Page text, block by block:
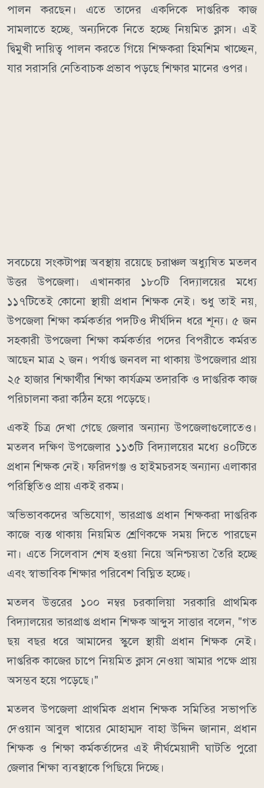
পালন করছেন। এতে তাদের একদিকে দাপ্তরিক কাজ
সামলাতে হচ্ছে, অন্যদিকে নিতে হচ্ছে নিয়মিত ক্লাস। এই
দ্বিমুখী দায়িত্ব পালন করতে গিয়ে শিক্ষকরা হিমশিম খাচ্ছেন,
যার সরাসরি নেতিবাচক প্রভাব পড়ছে শিক্ষার মানের ওপর।
সবচেয়ে সংকটাপন্ন অবস্থায় রয়েছে চরাঞ্চল অধ্যুষিত মতলব
উত্তর উপজেলা। এখানকার ১৮০টি বিদ্যালয়ের মধ্যে
১১৭টিতেই কোনো স্থায়ী প্রধান শিক্ষক নেই। শুধু তাই নয়,
উপজেলা শিক্ষা কর্মকর্তার পদটিও দীর্ঘদিন ধরে শূন্য। ৫ জন
সহকারী উপজেলা শিক্ষা কর্মকর্তার পদের বিপরীতে কর্মরত
আছেন মাত্র ২ জন। পর্যাপ্ত জনবল না থাকায় উপজেলার প্রায়
২৫ হাজার শিক্ষার্থীর শিক্ষা কার্যক্রম তদারকি ও দাপ্তরিক কাজ
পরিচালনা করা কঠিন হয়ে পড়েছে।
একই চিত্র দেখা গেছে জেলার অন্যান্য উপজেলাগুলোতেও।
মতলব দক্ষিণ উপজেলার ১১৩টি বিদ্যালয়ের মধ্যে ৪০টিতে
প্রধান শিক্ষক নেই। ফরিদগঞ্জ ও হাইমচরসহ অন্যান্য এলাকার
পরিস্থিতিও প্রায় একই রকম।
অভিভাবকদের অভিযোগ, ভারপ্রাপ্ত প্রধান শিক্ষকরা দাপ্তরিক
কাজে ব্যস্ত থাকায় নিয়মিত শ্রেণিকক্ষে সময় দিতে পারছেন
না। এতে সিলেবাস শেষ হওয়া নিয়ে অনিশ্চয়তা তৈরি হচ্ছে
এবং স্বাভাবিক শিক্ষার পরিবেশ বিঘ্নিত হচ্ছে।
মতলব উত্তরের ১০০ নম্বর চরকালিয়া সরকারি প্রাথমিক
বিদ্যালয়ের ভারপ্রাপ্ত প্রধান শিক্ষক আব্দুস সাত্তার বলেন, "গত
ছয় বছর ধরে আমাদের স্কুলে স্থায়ী প্রধান শিক্ষক নেই।
দাপ্তরিক কাজের চাপে নিয়মিত ক্লাস নেওয়া আমার পক্ষে প্রায়
অসম্ভব হয়ে পড়েছে।"
মতলব উপজেলা প্রাথমিক প্রধান শিক্ষক সমিতির সভাপতি
দেওয়ান আবুল খায়ের মোহাম্মদ বাহা উদ্দিন জানান, প্রধান
শিক্ষক ও শিক্ষা কর্মকর্তাদের এই দীর্ঘমেয়াদী ঘাটতি পুরো
জেলার শিক্ষা ব্যবস্থাকে পিছিয়ে দিচ্ছে।